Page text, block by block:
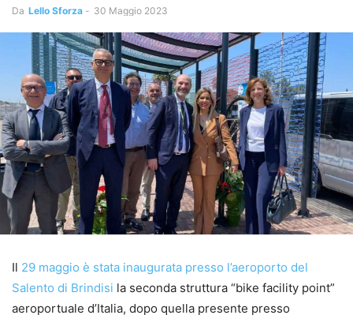
Da Lello Sforza - 30 Maggio 2023
Il 29 maggio è stata inaugurata presso l’aeroporto del
Salento di Brindisi la seconda struttura “bike facility point”
aeroportuale d’Italia, dopo quella presente presso